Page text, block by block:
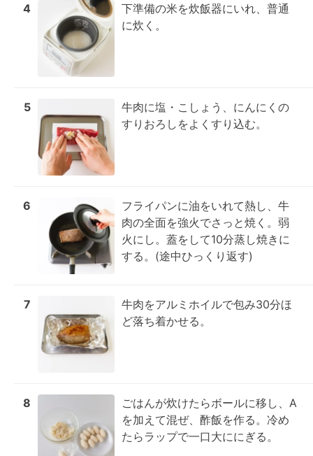
4
下準備の米を炊飯器にいれ、普通
に炊く。
5
牛肉に塩・こしょう、にんにくの
すりおろしをよくすり込む。
6
フライパンに油をいれて熱し、牛
肉の全面を強火でさっと焼く。弱
火にし。蓋をして10分蒸し焼きに
する。(途中ひっくり返す)
7
牛肉をアルミホイルで包み30分ほ
ど落ち着かせる。
8
ごはんが炊けたらボールに移し、A
を加えて混ぜ、酢飯を作る。冷め
たらラップで一口大ににぎる。